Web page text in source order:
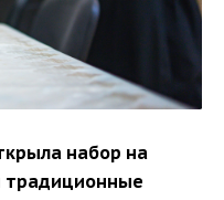
набор на
традиционные